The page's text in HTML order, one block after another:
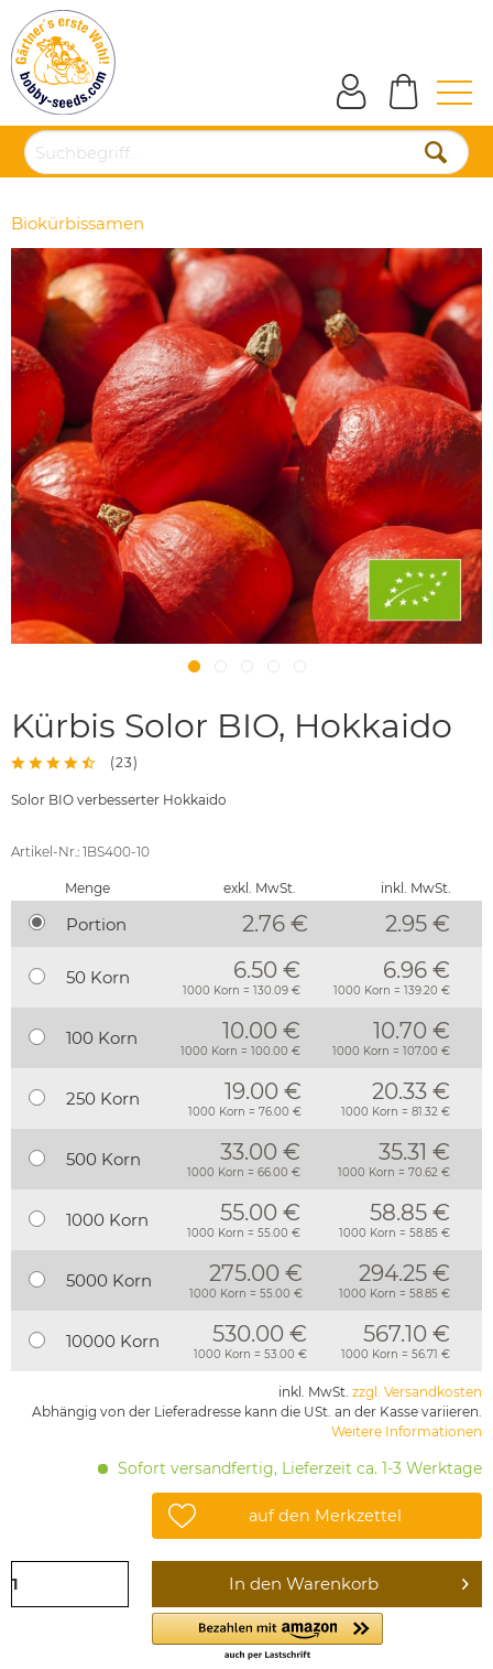
Biokürbissamen
Kürbis Solor BIO, Hokkaido
(23)
Solor BIO verbesserter Hokkaido
Artikel-Nr.: 1BS400-10
Menge exkl. MwSt. inkl. MwSt.
Portion 2.76 € 2.95 €
50 Korn 6.50 €
1000 Korn = 130.09 €
6.96 €
1000 Korn = 139.20 €
100 Korn 10.00 €
1000 Korn = 100.00 €
10.70 €
1000 Korn = 107.00 €
250 Korn 19.00 €
1000 Korn = 76.00 €
20.33 €
1000 Korn = 81.32 €
500 Korn 33.00 €
1000 Korn = 66.00 €
35.31 €
1000 Korn = 70.62 €
1000 Korn 55.00 €
1000 Korn = 55.00 €
58.85 €
1000 Korn = 58.85 €
5000 Korn 275.00 €
1000 Korn = 55.00 €
294.25 €
1000 Korn = 58.85 €
10000 Korn 530.00 €
1000 Korn = 53.00 €
567.10 €
1000 Korn = 56.71 €
inkl. MwSt. zzgl. Versandkosten
Abhängig von der Lieferadresse kann die USt. an der Kasse variieren.
Weitere Informationen
Sofort versandfertig, Lieferzeit ca. 1-3 Werktage
auf den Merkzettel
In den Warenkorb